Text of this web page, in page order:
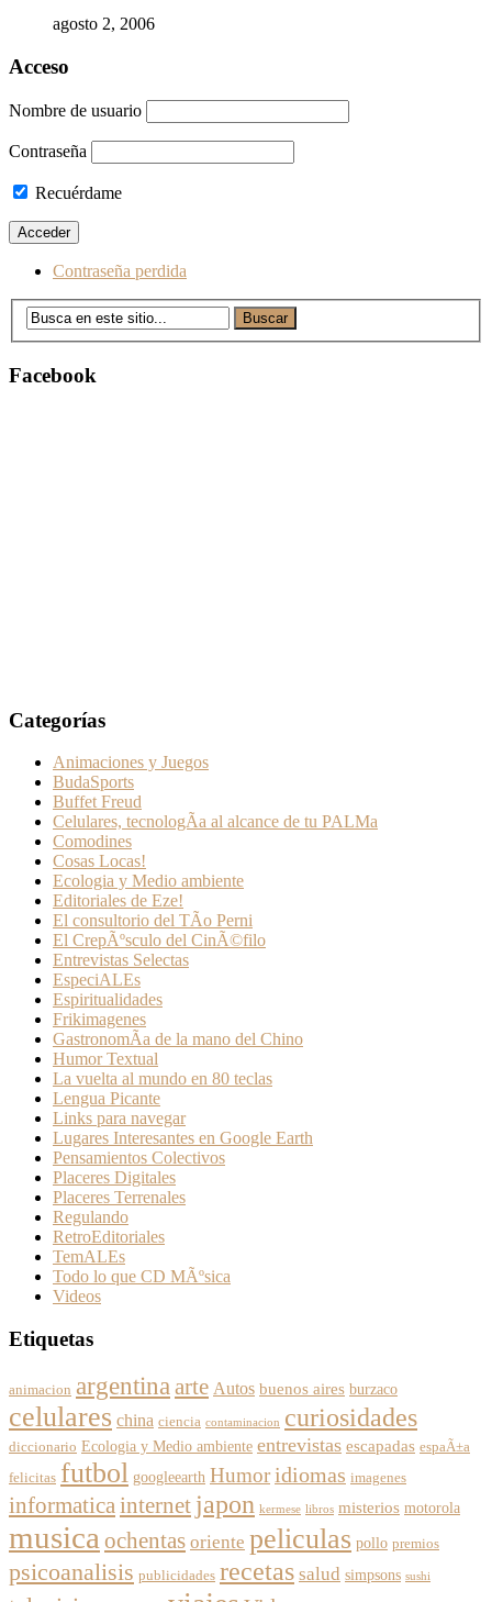
agosto 2, 2006
Acceso
Nombre de usuario
Contraseña
Recuérdame
Contraseña perdida
Facebook
Categorías
Animaciones y Juegos
BudaSports
Buffet Freud
Celulares, tecnologÃ­a al alcance de tu PALMa
Comodines
Cosas Locas!
Ecologia y Medio ambiente
Editoriales de Eze!
El consultorio del TÃ­o Perni
El CrepÃºsculo del CinÃ©filo
Entrevistas Selectas
EspeciALEs
Espiritualidades
Frikimagenes
GastronomÃ­a de la mano del Chino
Humor Textual
La vuelta al mundo en 80 teclas
Lengua Picante
Links para navegar
Lugares Interesantes en Google Earth
Pensamientos Colectivos
Placeres Digitales
Placeres Terrenales
Regulando
RetroEditoriales
TemALEs
Todo lo que CD MÃºsica
Videos
Etiquetas
animacion argentina arte Autos buenos aires burzaco
celulares china ciencia contaminacion curiosidades
diccionario Ecologia y Medio ambiente entrevistas escapadas espaÃ±a
felicitas futbol googleearth Humor idiomas imagenes
informatica internet japon kermese libros misterios motorola
musica ochentas oriente peliculas pollo premios
psicoanalisis publicidades recetas salud simpsons sushi